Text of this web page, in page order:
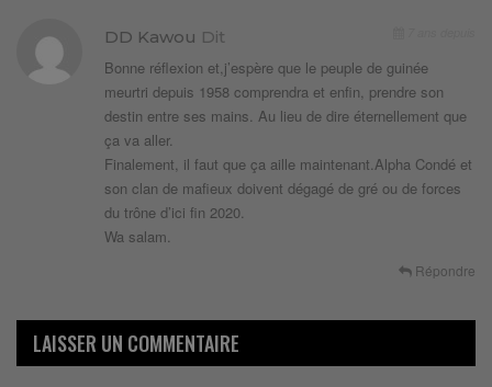
DD Kawou Dit
Bonne réflexion et,j’espère que le peuple de guinée
meurtri depuis 1958 comprendra et enfin, prendre son
destin entre ses mains. Au lieu de dire éternellement que
ça va aller.
Finalement, il faut que ça aille maintenant.Alpha Condé et
son clan de mafieux doivent dégagé de gré ou de forces
du trône d’ici fin 2020.
Wa salam.
Répondre
LAISSER UN COMMENTAIRE